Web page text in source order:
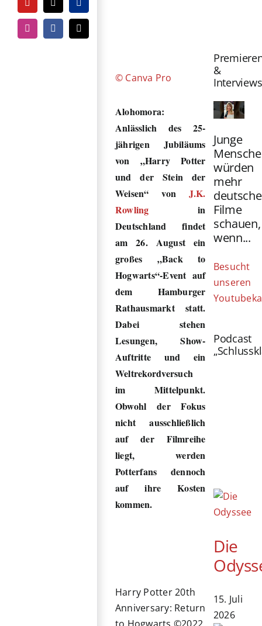
YouTubeTiktokPayPal
InstagramFacebook
E-
Mail
© Canva Pro
Alohomora:
Anlässlich des 25-
jährigen Jubiläums
von „Harry Potter
und der Stein der
Weisen“ von J.K.
Rowling in
Deutschland findet
am 26. August ein
großes „Back to
Hogwarts“-Event auf
dem Hamburger
Rathausmarkt statt.
Dabei stehen
Lesungen, Show-
Auftritte und ein
Weltrekordversuch
im Mittelpunkt.
Obwohl der Fokus
nicht ausschließlich
auf der Filmreihe
liegt, werden
Potterfans dennoch
auf ihre Kosten
kommen.
Harry Potter 20th
Anniversary: Return
&
Interviews
Junge
würden
mehr
deutsche
Filme
schauen,
wenn...
Besucht
unseren
Podcast
Die
15. Juli
2026